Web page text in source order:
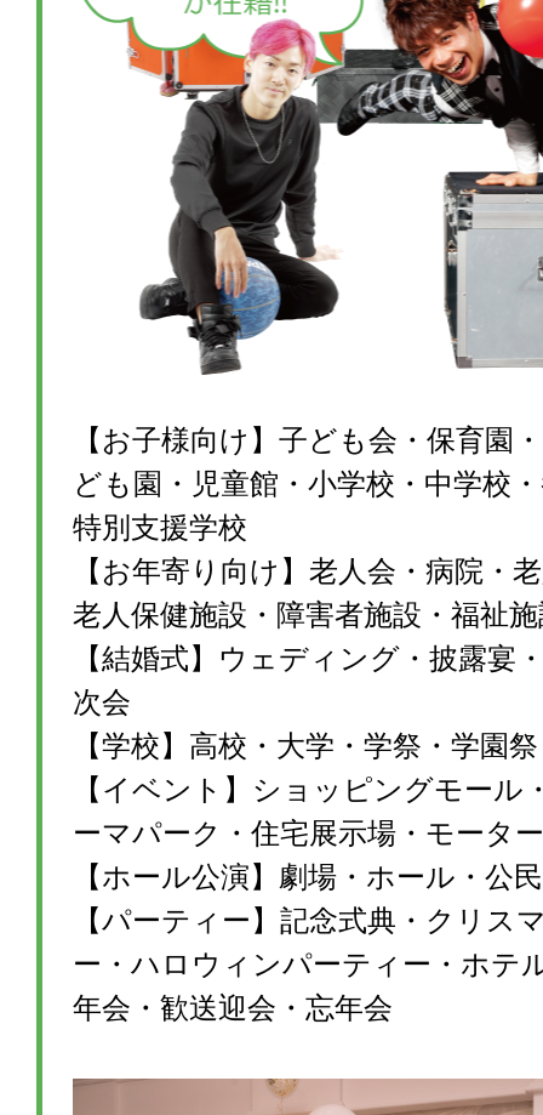
【お子様向け】子ども会・保育園
ども園・児童館・小学校・中学校
特別支援学校
【お年寄り向け】老人会・病院・
老人保健施設・障害者施設・福祉
【結婚式】ウェディング・披露宴
次会
【学校】高校・大学・学祭・学園
【イベント】ショッピングモール
ーマパーク・住宅展示場・モータ
【ホール公演】劇場・ホール・公
【パーティー】記念式典・クリス
ー・ハロウィンパーティー・ホテ
年会・歓送迎会・忘年会